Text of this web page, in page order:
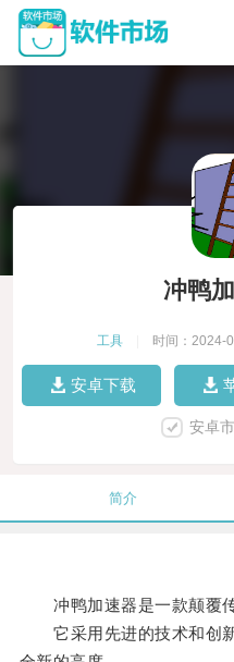
冲鸭
工具 时间：2024-
安卓下载
安卓
简介
冲鸭加速器是一款颠覆传
它采用先进的技术和创新